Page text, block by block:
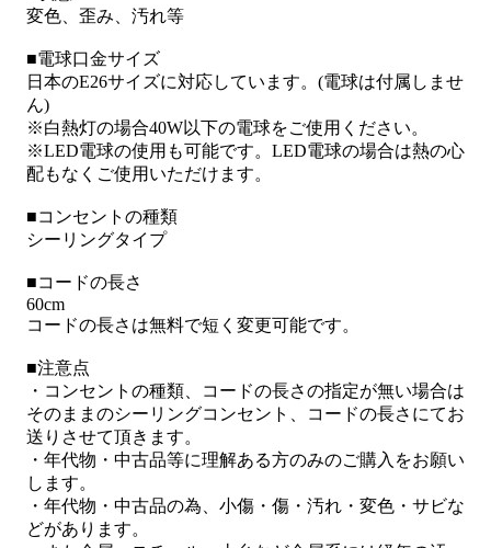
変色、歪み、汚れ等
■電球口金サイズ
日本のE26サイズに対応しています。(電球は付属しませ
ん)
※白熱灯の場合40W以下の電球をご使用ください。
※LED電球の使用も可能です。LED電球の場合は熱の心
配もなくご使用いただけます。
■コンセントの種類
シーリングタイプ
■コードの長さ
60cm
コードの長さは無料で短く変更可能です。
■注意点
・コンセントの種類、コードの長さの指定が無い場合は
そのままのシーリングコンセント、コードの長さにてお
送りさせて頂きます。
・年代物・中古品等に理解ある方のみのご購入をお願い
します。
・年代物・中古品の為、小傷・傷・汚れ・変色・サビな
どがあります。